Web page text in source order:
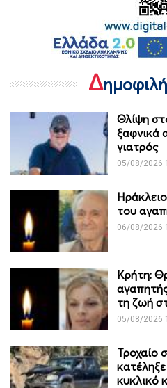
Δ
Θλίψη
ξαφνικά
γιατρός
05/08/2026
του
06/08/2026
Κρήτη:
τη ζωή
05/08/2026
Τροχαίο
κυκλικό